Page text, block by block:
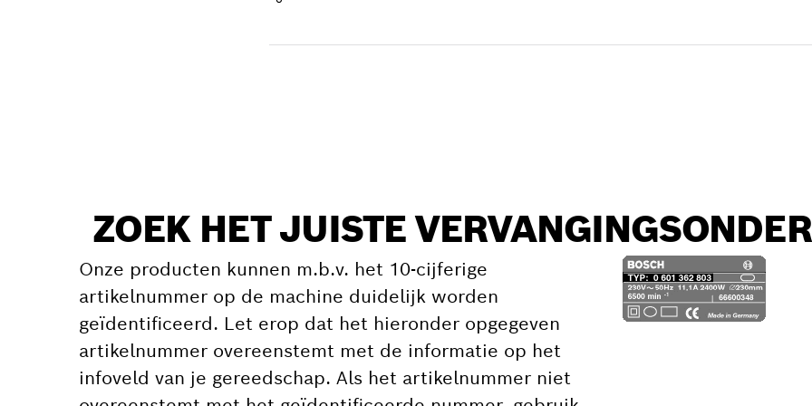
ZOEK HET JUISTE
Onze producten kunnen m.b.v. het 10-cijferige
artikelnummer op de machine duidelijk worden
geïdentificeerd. Let erop dat het hieronder opgegeven
artikelnummer overeenstemt met de informatie op het
infoveld van je gereedschap. Als het artikelnummer niet